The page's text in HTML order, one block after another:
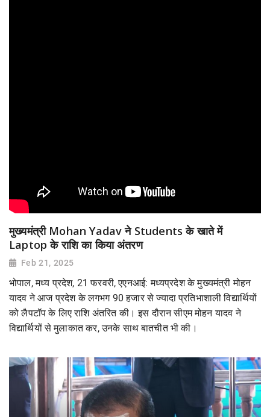
मुख्यमंत्री Mohan Yadav ने Students के खाते में
Laptop के राशि का किया अंतरण
Feb 21, 2025
भोपाल, मध्य प्रदेश, 21 फरवरी, एएनआई: मध्यप्रदेश के मुख्यमंत्री मोहन
यादव ने आज प्रदेश के लगभग 90 हजार से ज्यादा प्रतिभाशाली विद्यार्थियों
को लैपटॉप के लिए राशि अंतरित की। इस दौरान सीएम मोहन यादव ने
विद्यार्थियों से मुलाकात कर, उनके साथ बातचीत भी की।